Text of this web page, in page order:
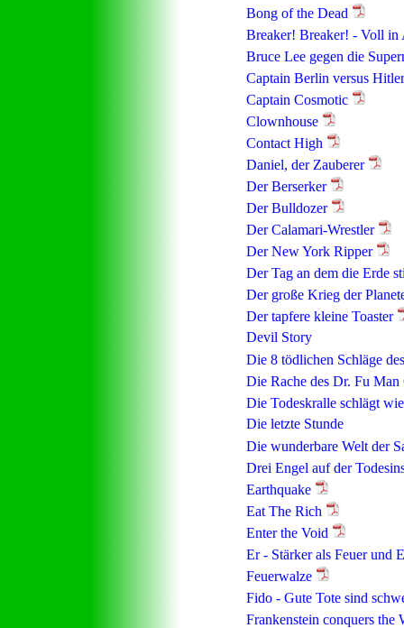
Bong of the Dead
Breaker! Breaker! - Voll in
Bruce Lee gegen die
Captain Berlin versus Hitler
Captain Cosmotic
Clownhouse
Contact High
Daniel, der Zauberer
Der Berserker
Der Bulldozer
Der Calamari-Wrestler
Der New York Ripper
Der Tag an dem die Erde
Der große Krieg der
Der tapfere kleine Toaster
Devil Story
Die 8 tödlichen Schläge
Die Rache des Dr. Fu Man
Die Todeskralle schlägt
Die letzte Stunde
Die wunderbare Welt der
Drei Engel auf der
Earthquake
Eat The Rich
Enter the Void
Er - Stärker als Feuer und
Feuerwalze
Fido - Gute Tote sind
Frankenstein conquers the